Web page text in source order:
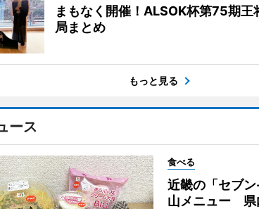
まもなく開催！ALSOK杯第75期王
局まとめ
もっと見る
ース
食べる
近畿の「セブ
山メニュー 県